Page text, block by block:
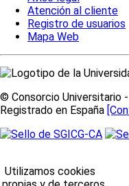
Atención al cliente
Registro de usuarios
Mapa Web
© Consorcio Universitario
Registrado en España
Utilizamos cookies